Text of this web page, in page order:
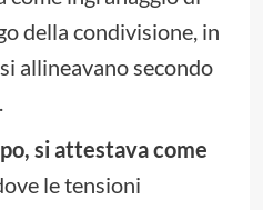
della condivisione, in
allineavano secondo
si attestava come
le tensioni